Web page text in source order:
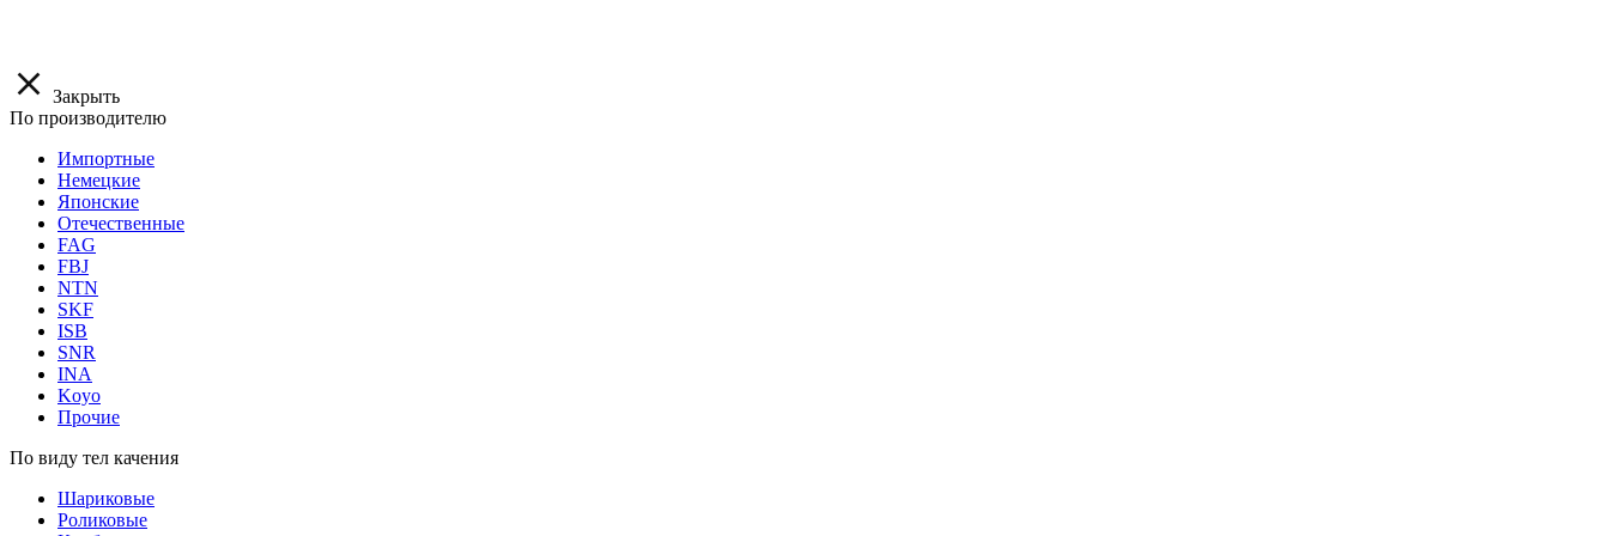
Закрыть
По производителю
Импортные
Немецкие
Японские
Отечественные
FAG
FBJ
NTN
SKF
ISB
SNR
INA
Koyo
Прочие
По виду тел качения
Шариковые
Роликовые